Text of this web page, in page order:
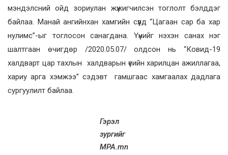
мэндэлсний ойд зориулан жүжигчилсэн тоглолт бэлддэг
байлаа. Манай ангийнхан хамгийн сүүлд “Цагаан сар ба хар
нулимс”-ыг тоглосон санагдана. Үүнийг нэхэн санах нэг
шалтгаан өчигдөр /2020.05.07/ олдсон нь “Ковид-19
халдварт цар тахлын халдварын үеийн харилцан ажиллагаа,
хариу арга хэмжээ” сэдэвт гамшгаас хамгаалах дадлага
сургуулилт байлаа.
Гэрэл
зургийг
MPA.mn